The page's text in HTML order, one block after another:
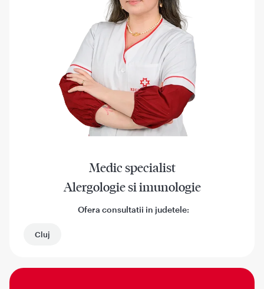
Medic specialist
Alergologie si imunologie
Ofera consultatii in judetele:
Cluj